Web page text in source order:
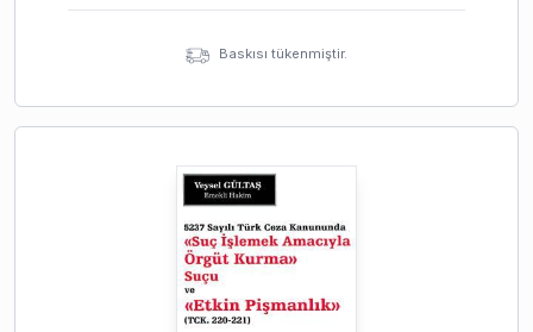
Baskısı tükenmiştir.